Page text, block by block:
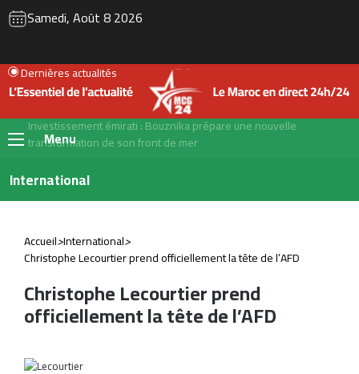
Samedi, Août 8 2026
Dernières actualités
Le Maroc se prépare à accueillir la première gigafactory africaine de
batteries électriques, pour un investissement de 65 milliards de
dirhams
Menu
International
Accueil>International>
Christophe Lecourtier prend officiellement la tête de l’AFD
Christophe Lecourtier prend
officiellement la tête de l’AFD